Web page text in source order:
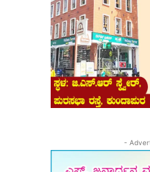
-